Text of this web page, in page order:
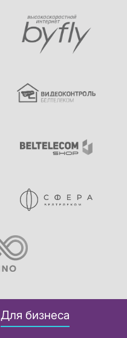
Для бизнеса